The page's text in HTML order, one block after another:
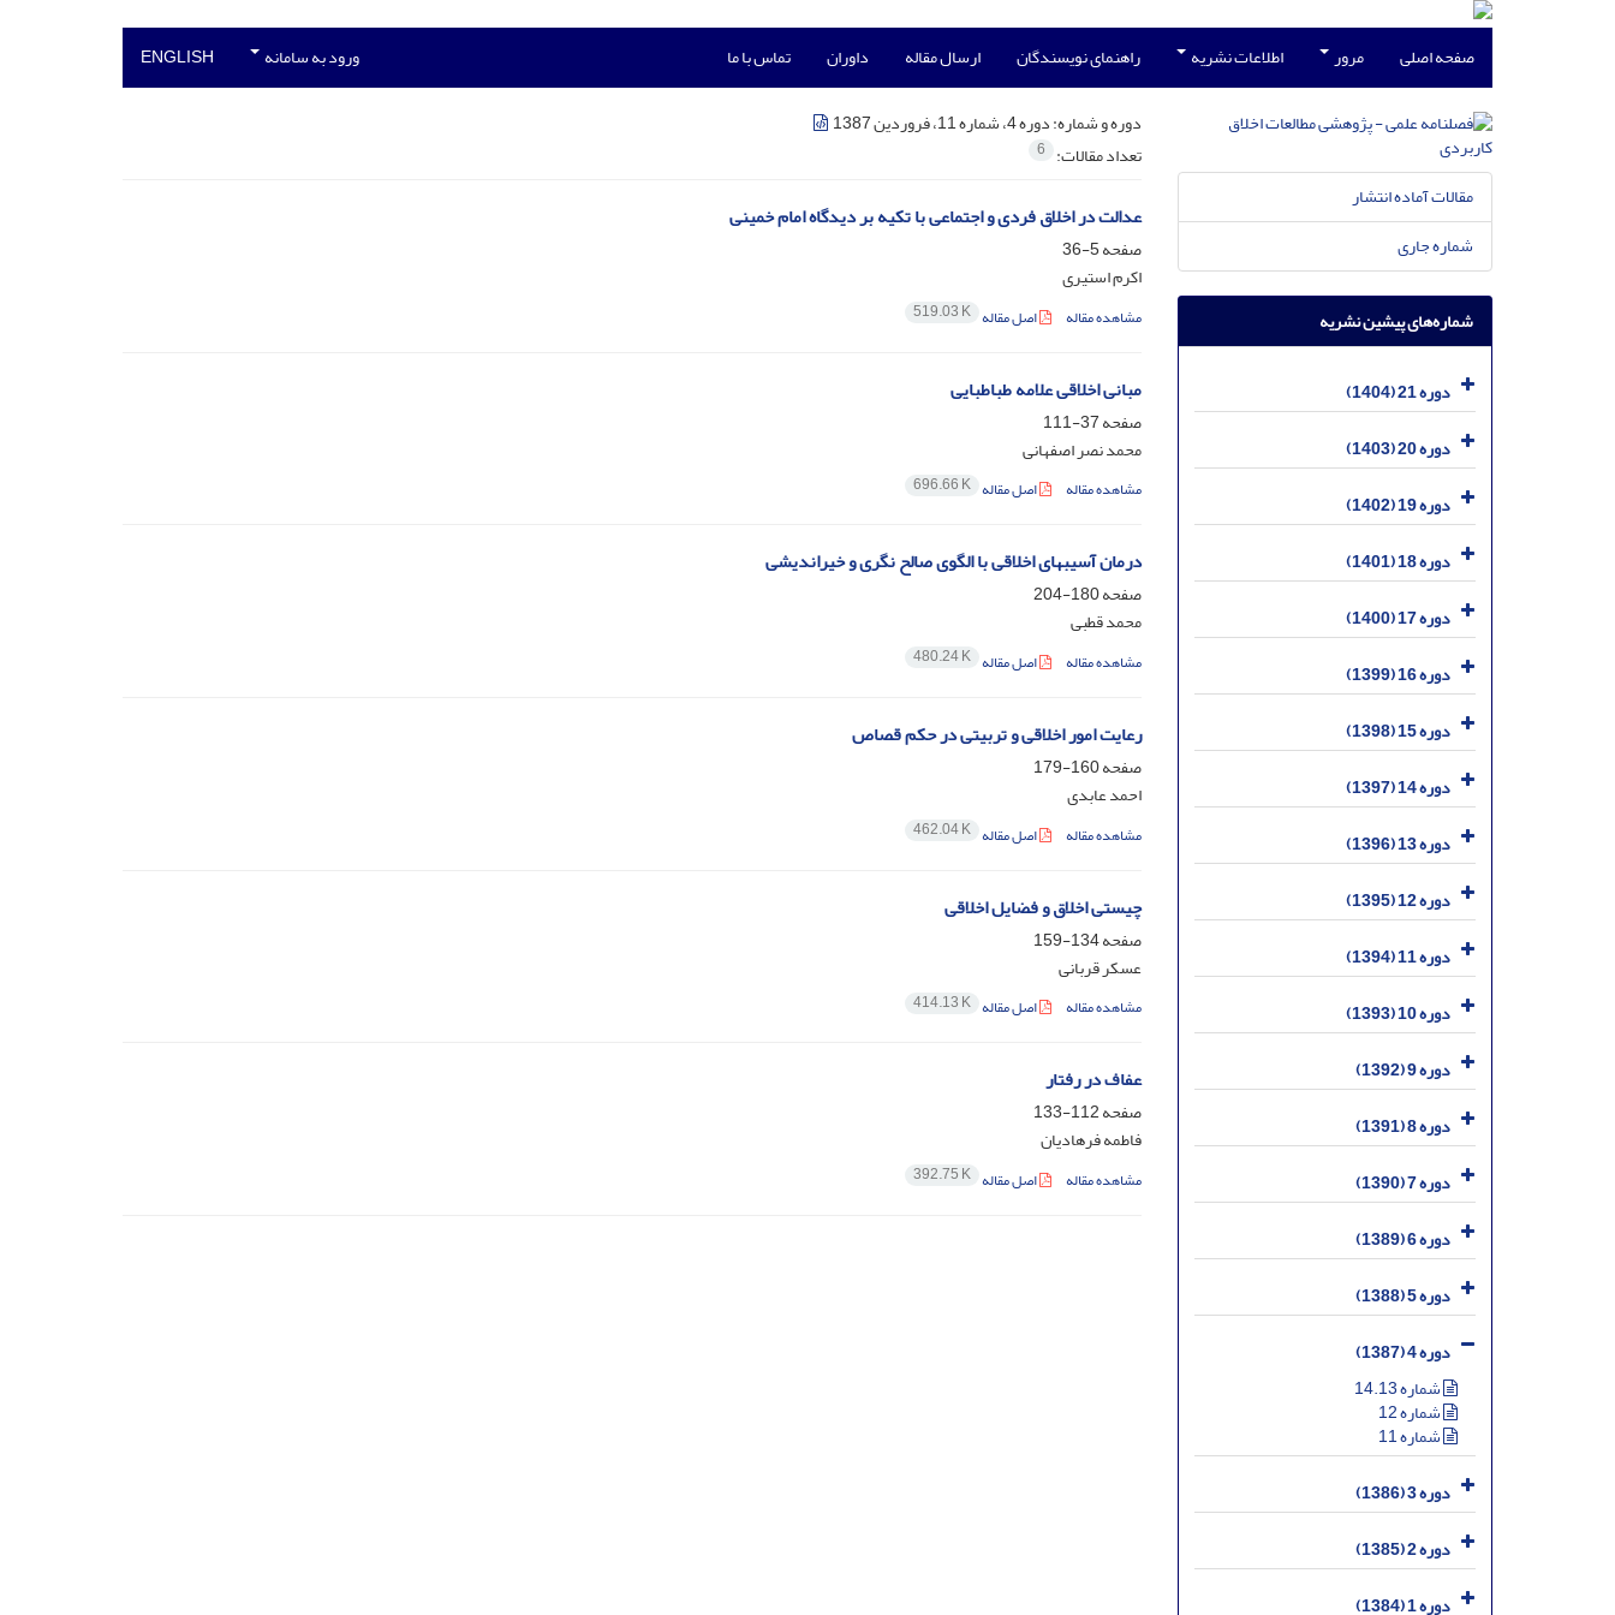
صفحه اصلی مرور اطلاعات نشریه راهنمای نویسندگان ارسال مقاله داوران تماس با ما ورود به سامانه ENGLISH
دوره و شماره:دوره 4، شماره 11، فروردین 1387
تعداد مقالات: 6
عدالت در اخلاق فردی و اجتماعی با تکیه بر دیدگاه امام خمینی
صفحه5-36
اکرم استیری
مشاهده مقاله اصل مقاله 519.03 K
مبانی اخلاقی علامه طباطبایی
صفحه37-111
محمد نصر اصفهانی
مشاهده مقاله اصل مقاله 696.66 K
درمان آسیبهای اخلاقی با الگوی صالح نگری و خیراندیشی
صفحه180-204
محمد قطبی
مشاهده مقاله اصل مقاله 480.24 K
رعایت امور اخلاقی و تربیتی در حکم قصاص
صفحه160-179
احمد عابدی
مشاهده مقاله اصل مقاله 462.04 K
چیستی اخلاق و فضایل اخلاقی
صفحه134-159
عسکر قربانی
مشاهده مقاله اصل مقاله 414.13 K
عفاف در رفتار
صفحه112-133
فاطمه فرهادیان
مشاهده مقاله اصل مقاله 392.75 K
مقالات آماده انتشار
شماره جاری
شماره‌های پیشین نشریه
دوره 21 (1404)
دوره 20 (1403)
دوره 19 (1402)
دوره 18 (1401)
دوره 17 (1400)
دوره 16 (1399)
دوره 15 (1398)
دوره 14 (1397)
دوره 13 (1396)
دوره 12 (1395)
دوره 11 (1394)
دوره 10 (1393)
دوره 9 (1392)
دوره 8 (1391)
دوره 7 (1390)
دوره 6 (1389)
دوره 5 (1388)
دوره 4 (1387)
شماره 14.13
شماره 12
شماره 11
دوره 3 (1386)
دوره 2 (1385)
دوره 1 (1384)